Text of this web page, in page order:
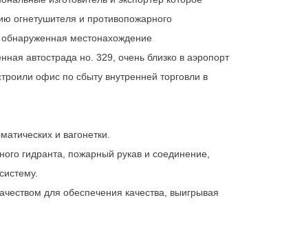
огнетушителя и противопожарного
местонахождение
автострада но. 329, очень близко в аэропорт
офис по сбыту внутренней торговли в
и вагонетки.
гидранта, пожарный рукав и соединение,
для обеспечения качества, выигрывая